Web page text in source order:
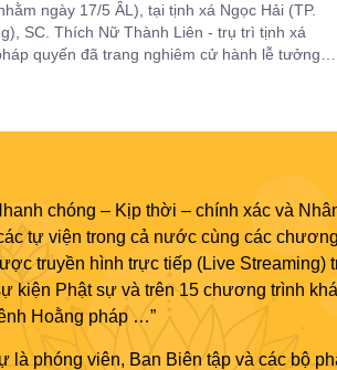
ngày 17/5 ÂL), tại tịnh xá Ngọc Hải (TP.
SC. Thích Nữ Thành Liên - trụ trì tịnh xá
quyến đã trang nghiêm cử hành lễ tưởng
chóng – Kịp thời – chính xác và
tự viện trong cả nước cùng các
truyền hình trực tiếp (Live Streaming)
kiện Phật sự và trên 15 chương trình
Hoằng pháp …”
là phóng viên, Ban Biên tập và các bộ